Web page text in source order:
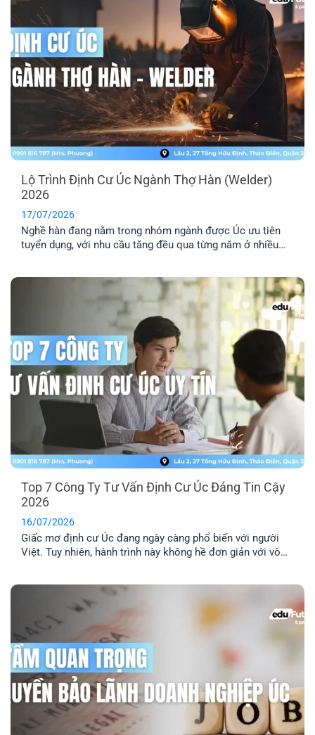
Lộ Trình Định Cư Úc Ngành Thợ Hàn (Welder)
2026
17/07/2026
Nghề hàn đang nằm trong nhóm ngành được Úc ưu tiên
tuyển dụng, với nhu cầu tăng đều qua từng năm ở nhiều
visa phù hợp, điều kiện cần và [...]
Top 7 Công Ty Tư Vấn Định Cư Úc Đáng Tin Cậy
2026
16/07/2026
Giấc mơ định cư Úc đang ngày càng phổ biến với người
Việt. Tuy nhiên, hành trình này không hề đơn giản với vô
của bạn được xử lý chính xác, nhanh chóng và hiệu quả.